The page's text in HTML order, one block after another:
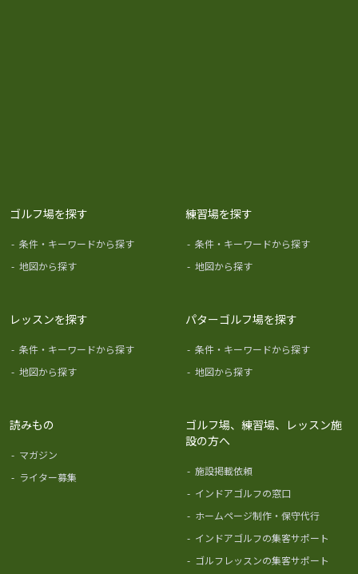
ゴルフ場を探す
- 条件・キーワードから探す
- 地図から探す
練習場を探す
- 条件・キーワードから探す
- 地図から探す
レッスンを探す
- 条件・キーワードから探す
- 地図から探す
パターゴルフ場を探す
- 条件・キーワードから探す
- 地図から探す
読みもの
- マガジン
- ライター募集
ゴルフ場、練習場、レッスン施
設の方へ
- 施設掲載依頼
- インドアゴルフの窓口
- ホームページ制作・保守代行
- インドアゴルフの集客サポート
- ゴルフレッスンの集客サポート